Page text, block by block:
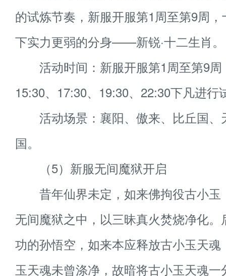
的试炼节奏，新服开服第1周至第9周
下实力更弱的分身——新锐·十二生肖。
活动时间：新服开服第1周至第9周
15:30、17:30、19:30、22:30下凡进行
活动场景：襄阳、傲来、比丘国、
国。
（5）新服无间魔狱开启
昔年仙界未定，如来佛拘役古小玉
无间魔狱之中，以三昧真火焚烧净化
功的孙悟空，如来本应释放古小玉天
玉天魂未曾涤净，故暗将古小玉天魂